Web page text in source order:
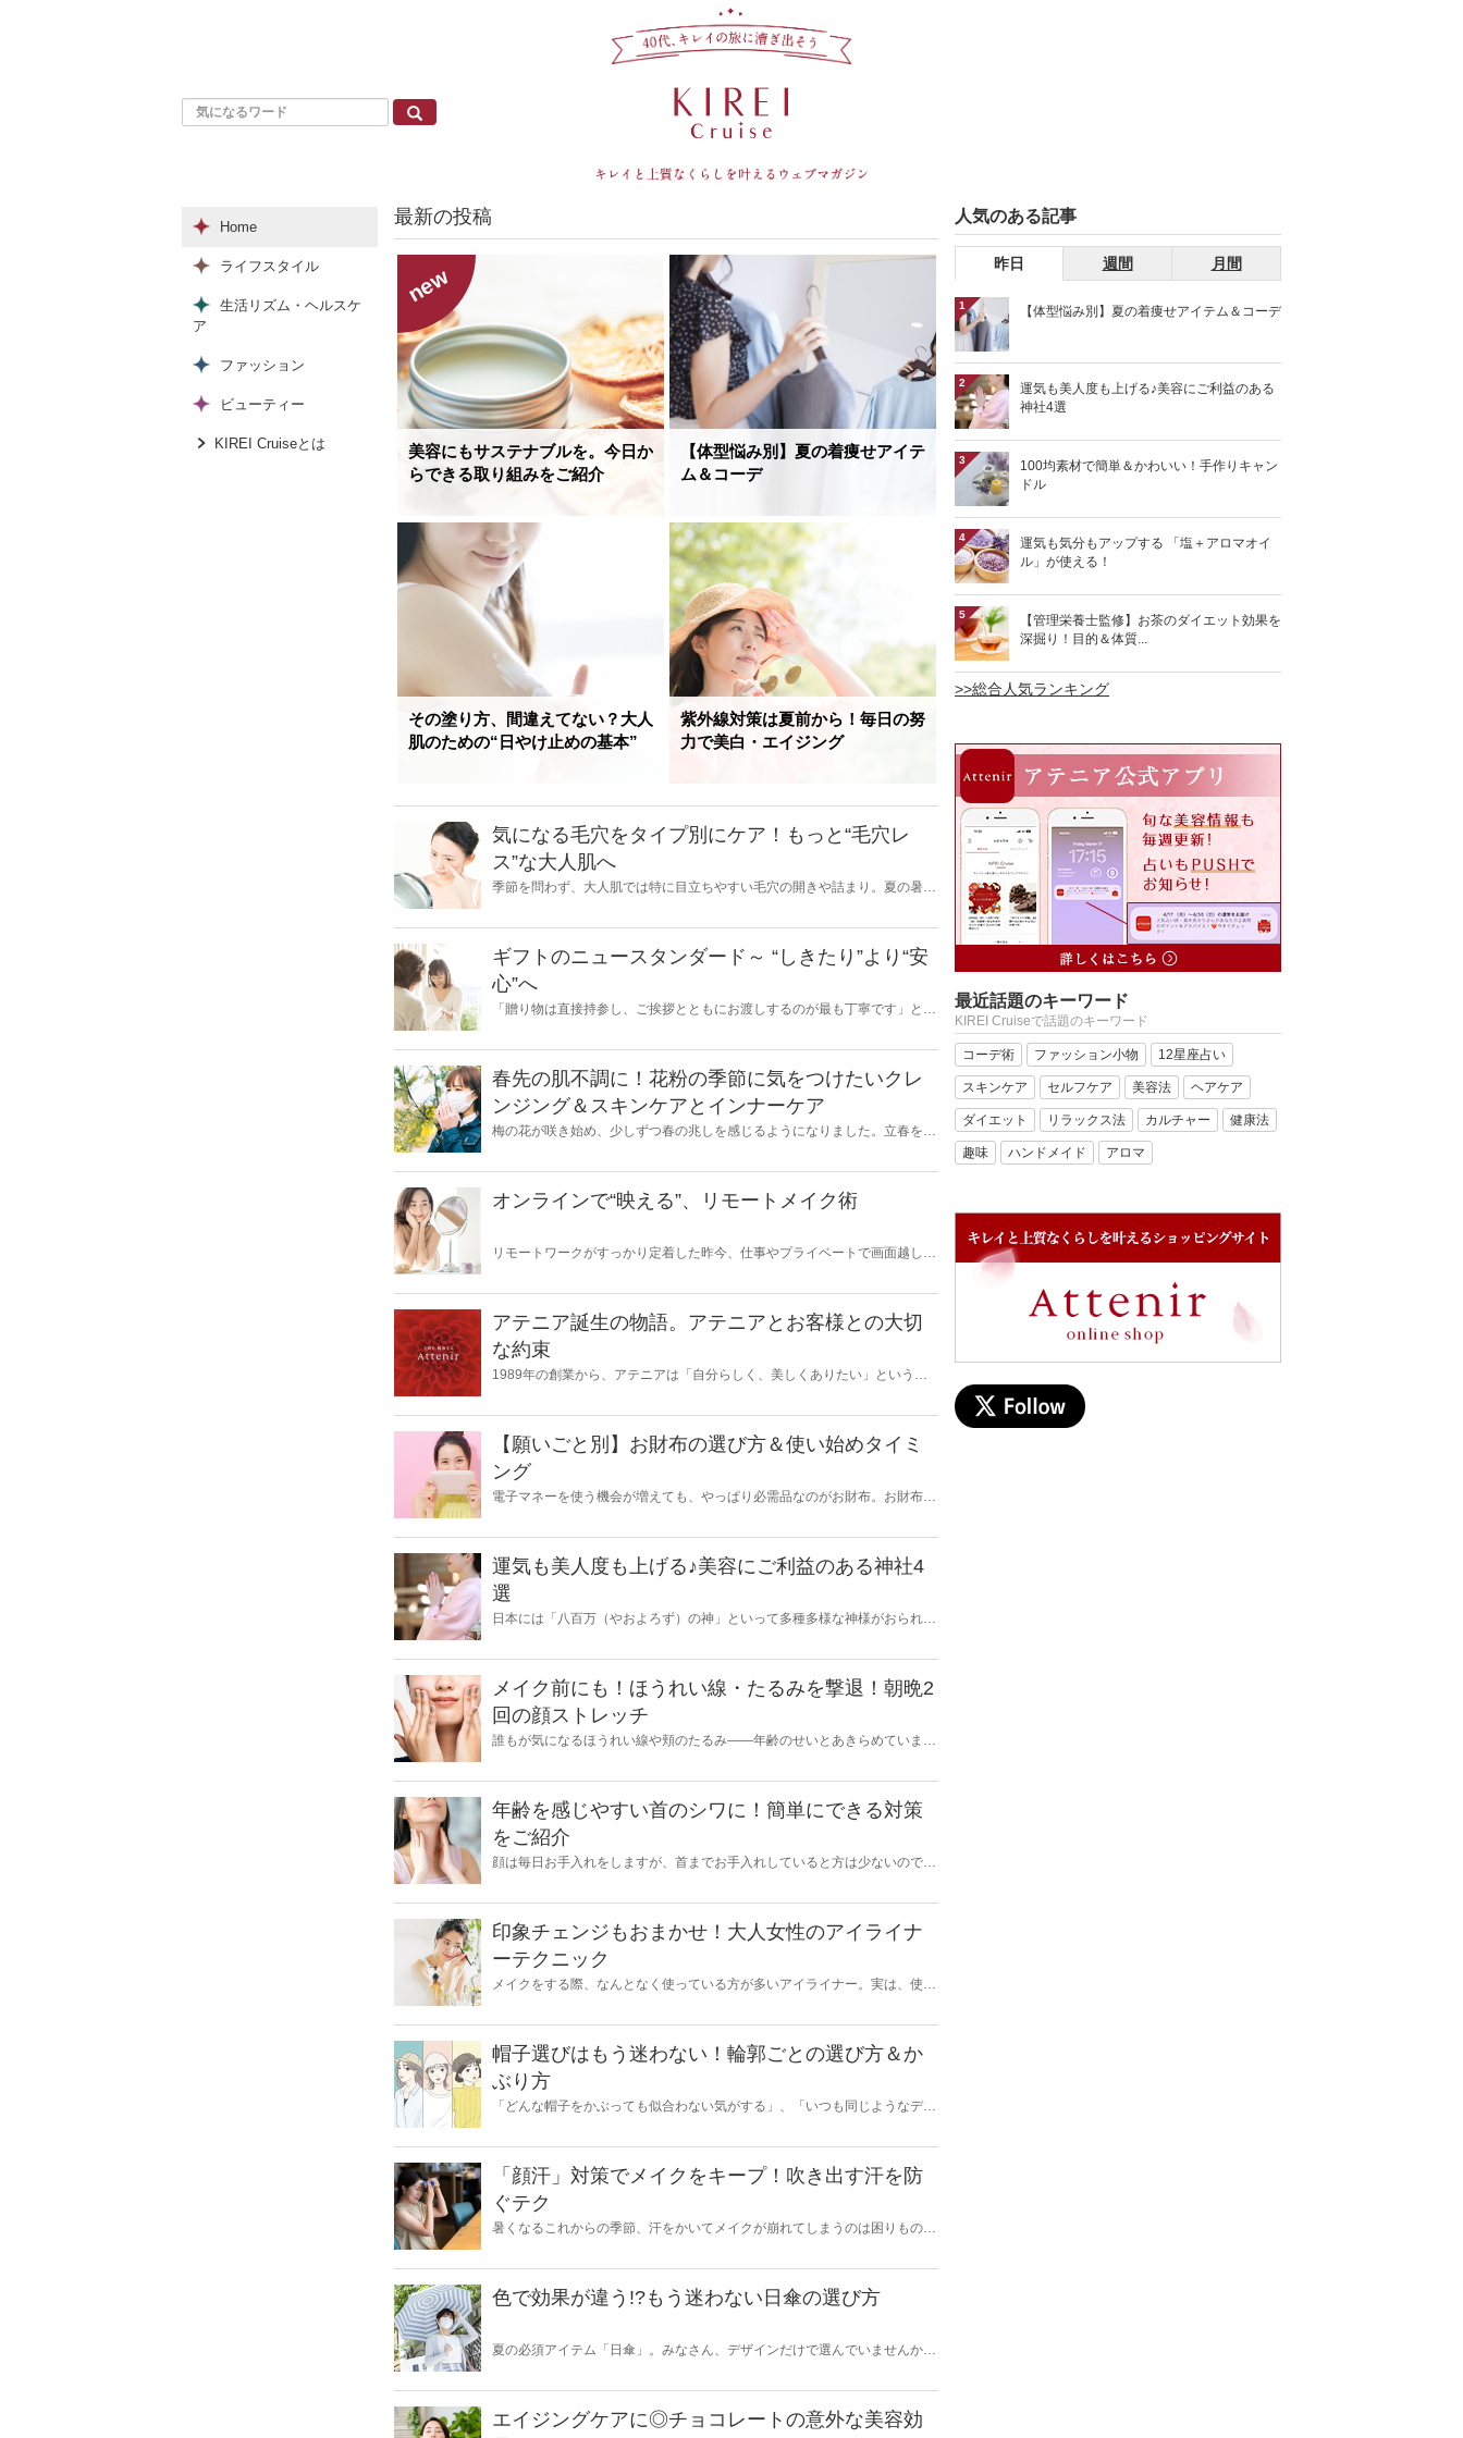
Home
ライフスタイル
生活リズム・ヘルスケ
ア
ファッション
ビューティー
KIREI Cruiseとは
最新の投稿
new
美容にもサステナブルを。今日か
らできる取り組みをご紹介
【体型悩み別】夏の着痩せアイテ
ム＆コーデ
その塗り方、間違えてない？大人
肌のための“日やけ止めの基本”
紫外線対策は夏前から！毎日の努
力で美白・エイジング
気になる毛穴をタイプ別にケア！もっと“毛穴レ
ス”な大人肌へ
季節を問わず、大人肌では特に目立ちやすい毛穴の開きや詰まり。夏の暑さ
なってしまう恐れも……。今回は、大人の肌悩みに多い毛穴について、毛穴
のタイプ別にお手入れ方法をご紹介します。
ギフトのニュースタンダード～ “しきたり”より“安
心”へ
「贈り物は直接持参し、ご挨拶とともにお渡しするのが最も丁寧です」とい
喜んでいただける贈り方や、おすすめの贈り物をご紹介します。
春先の肌不調に！花粉の季節に気をつけたいクレ
ンジング＆スキンケアとインナーケア
梅の花が咲き始め、少しずつ春の兆しを感じるようになりました。立春を過
アとインナーケアについてご紹介します。
オンラインで“映える”、リモートメイク術
リモートワークがすっかり定着した昨今、仕事やプライベートで画面越しに
こで、今回は、リモートで映えるメイク術をご紹介します！
アテニア誕生の物語。アテニアとお客様との大切
な約束
1989年の創業から、アテニアは「自分らしく、美しくありたい」という女
【願いごと別】お財布の選び方＆使い始めタイミ
ング
電子マネーを使う機会が増えても、やっぱり必需品なのがお財布。お財布は
めるのにおすすめのタイミングや、願いごと別の開運カラー7色+αを紹介し
ます。
運気も美人度も上げる♪美容にご利益のある神社4
選
日本には「八百万（やおよろず）の神」といって多種多様な神様がおられ、
メイク前にも！ほうれい線・たるみを撃退！朝晩2
回の顔ストレッチ
誰もが気になるほうれい線や頬のたるみ――年齢のせいとあきらめていませ
年齢を感じやすい首のシワに！簡単にできる対策
をご紹介
顔は毎日お手入れをしますが、首までお手入れしていると方は少ないのでは
にくくするための豆知識をご紹介します。
印象チェンジもおまかせ！大人女性のアイライナ
ーテクニック
メイクをする際、なんとなく使っている方が多いアイライナー。実は、使い
すぎ感が出て老けて見えてしまう……」といった大人のメイク悩みも解決し
ます。自然で美しい目元を演出できる基本の似合わせテクニックから、なり
たい目元印象まで初心者でもいますぐ実践できる、アイライナーの引き方を
ご紹介します。
帽子選びはもう迷わない！輪郭ごとの選び方＆か
ぶり方
「どんな帽子をかぶっても似合わない気がする」、「いつも同じようなデザ
「顔汗」対策でメイクをキープ！吹き出す汗を防
ぐテク
暑くなるこれからの季節、汗をかいてメイクが崩れてしまうのは困りもので
色で効果が違う!?もう迷わない日傘の選び方
夏の必須アイテム「日傘」。みなさん、デザインだけで選んでいませんか？
エイジングケアに◎チョコレートの意外な美容効
人気のある記事
昨日 週間 月間
1 【体型悩み別】夏の着痩せアイテム＆コーデ
2
運気も美人度も上げる♪美容にご利益のある
神社4選
3
100均素材で簡単＆かわいい！手作りキャン
ドル
4
運気も気分もアップする 「塩＋アロマオイ
ル」が使える！
5
【管理栄養士監修】お茶のダイエット効果を
深掘り！目的＆体質...
>>総合人気ランキング
最近話題のキーワード
KIREI Cruiseで話題のキーワード
コーデ術 ファッション小物 12星座占い
スキンケア セルフケア 美容法 ヘアケア
ダイエット リラックス法 カルチャー 健康法
趣味 ハンドメイド アロマ